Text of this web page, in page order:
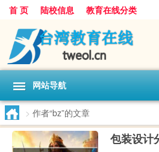
首 页 陆校信息 教育在线分类
网站导航
> 作者“bz”的文章
包装设计